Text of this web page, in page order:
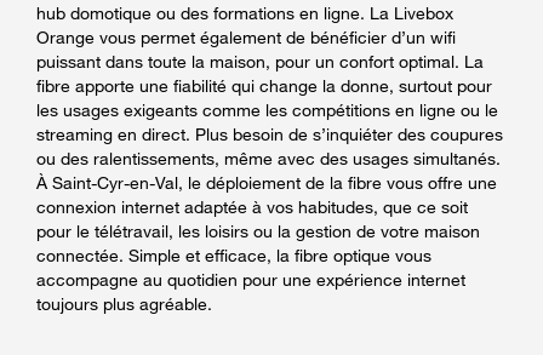
hub domotique ou des formations en ligne. La Livebox
Orange vous permet également de bénéficier d’un wifi
puissant dans toute la maison, pour un confort optimal. La
fibre apporte une fiabilité qui change la donne, surtout pour
les usages exigeants comme les compétitions en ligne ou le
streaming en direct. Plus besoin de s’inquiéter des coupures
ou des ralentissements, même avec des usages simultanés.
À Saint-Cyr-en-Val, le déploiement de la fibre vous offre une
connexion internet adaptée à vos habitudes, que ce soit
pour le télétravail, les loisirs ou la gestion de votre maison
connectée. Simple et efficace, la fibre optique vous
accompagne au quotidien pour une expérience internet
toujours plus agréable.